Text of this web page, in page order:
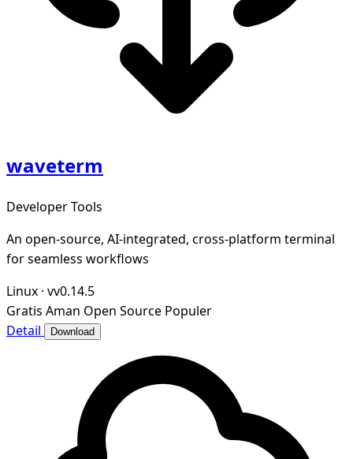
waveterm
Developer Tools
An open-source, AI-integrated, cross-platform terminal
for seamless workflows
Linux · vv0.14.5
Gratis Aman Open Source Populer
Detail
Download